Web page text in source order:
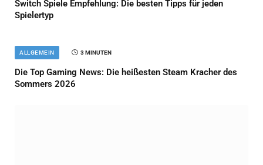
Switch Spiele Empfehlung: Die besten Tipps für jeden
Spielertyp
ALLGEMEIN 3 MINUTEN
Die Top Gaming News: Die heißesten Steam Kracher des
Sommers 2026